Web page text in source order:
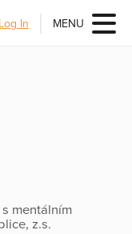
Log In MENU
mentálním
z.s.